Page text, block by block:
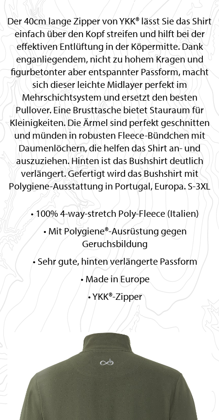
Der 40cm lange Zipper von YKK® lässt Sie das Shirt
einfach über den Kopf streifen und hilft bei der
effektiven Entlüftung in der Köpermitte. Dank
enganliegendem, nicht zu hohem Kragen und
figurbetonter aber entspannter Passform, macht
sich dieser leichte Midlayer perfekt im
Mehrschichtsystem und ersetzt den besten
Pullover. Eine Brusttasche bietet Stauraum für
Kleinigkeiten. Die Ärmel sind perfekt geschnitten
und münden in robusten Fleece-Bündchen mit
Daumenlöchern, die helfen das Shirt an- und
auszuziehen. Hinten ist das Bushshirt deutlich
verlängert. Gefertigt wird das Bushshirt mit
Polygiene-Ausstattung in Portugal, Europa. S-3XL
100% 4-way-stretch Poly-Fleece (Italien)
Mit Polygiene®-Ausrüstung gegen
Geruchsbildung
Sehr gute, hinten verlängerte Passform
Made in Europe
YKK®-Zipper